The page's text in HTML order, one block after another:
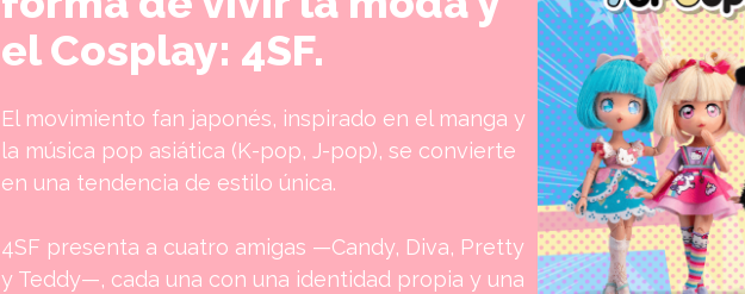
el Cosplay: 4SF.
El movimiento fan japonés, inspirado en el manga y
la música pop asiática (K-pop, J-pop), se convierte
en una tendencia de estilo única.
4SF presenta a cuatro amigas —Candy, Diva, Pretty
y Teddy—, cada una con una identidad propia y una